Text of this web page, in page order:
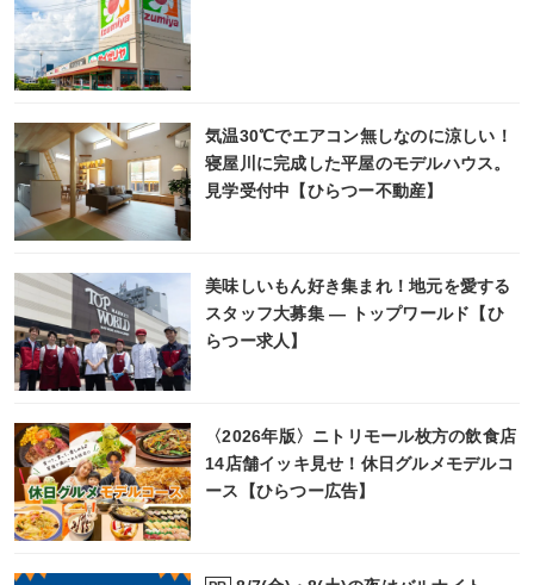
気温30℃でエアコン無しなのに涼しい！
寝屋川に完成した平屋のモデルハウス。
見学受付中【ひらつー不動産】
美味しいもん好き集まれ！地元を愛する
スタッフ大募集 ― トップワールド【ひ
らつー求人】
〈2026年版〉ニトリモール枚方の飲食店
14店舗イッキ見せ！休日グルメモデルコ
ース【ひらつー広告】